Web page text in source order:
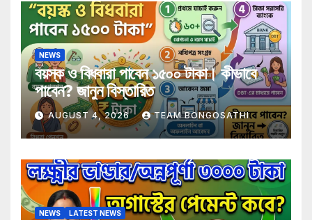
NEWS
বয়স্ক ও বিধবারা পাবেন ১৫০০ টাকা। কীভাবে
পাবেন? জানুন বিস্তারিত
AUGUST 4, 2026 TEAM BONGOSATHI
NEWS LATEST NEWS